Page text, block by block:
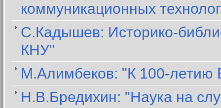
коммуникационных
С.Кадышев: Историко-
КНУ"
М.Алимбеков: "К 100-летию
Н.В.Бредихин: "Наука на